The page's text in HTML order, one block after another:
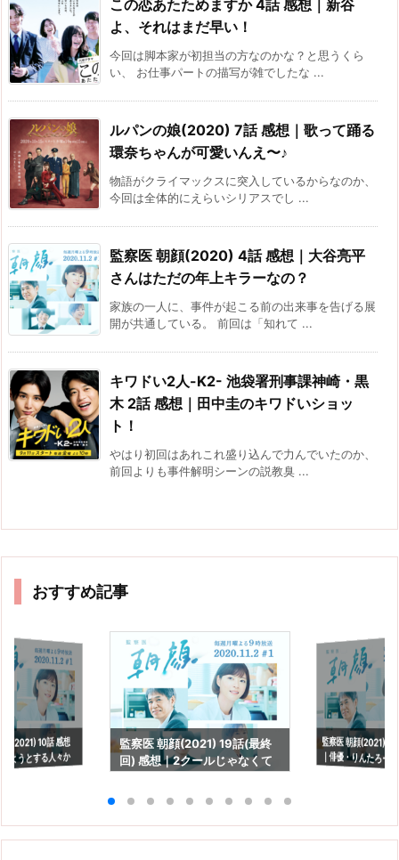
この恋あたためますか 4話 感想｜新谷
よ、それはまだ早い！
今回は脚本家が初担当の方なのかな？と思うくら
い、 お仕事パートの描写が雑でしたな ...
ルパンの娘(2020) 7話 感想｜歌って踊る
環奈ちゃんが可愛いんえ〜♪
物語がクライマックスに突入しているからなのか、
今回は全体的にえらいシリアスでし ...
監察医 朝顔(2020) 4話 感想｜大谷亮平
さんはただの年上キラーなの？
家族の一人に、事件が起こる前の出来事を告げる展
開が共通している。 前回は「知れて ...
キワドい2人-K2- 池袋署刑事課神崎・黒
木 2話 感想｜田中圭のキワドいショッ
ト！
やはり初回はあれこれ盛り込んで力んでいたのか、
前回よりも事件解明シーンの説教臭 ...
おすすめ記事
(2021) 10話 感想
ようとする人々か
監察医 朝顔(2021) 19話(最終
回) 感想｜2クールじゃなくて
監察医 朝顔(2021)
｜俳優・りんたろー
も。